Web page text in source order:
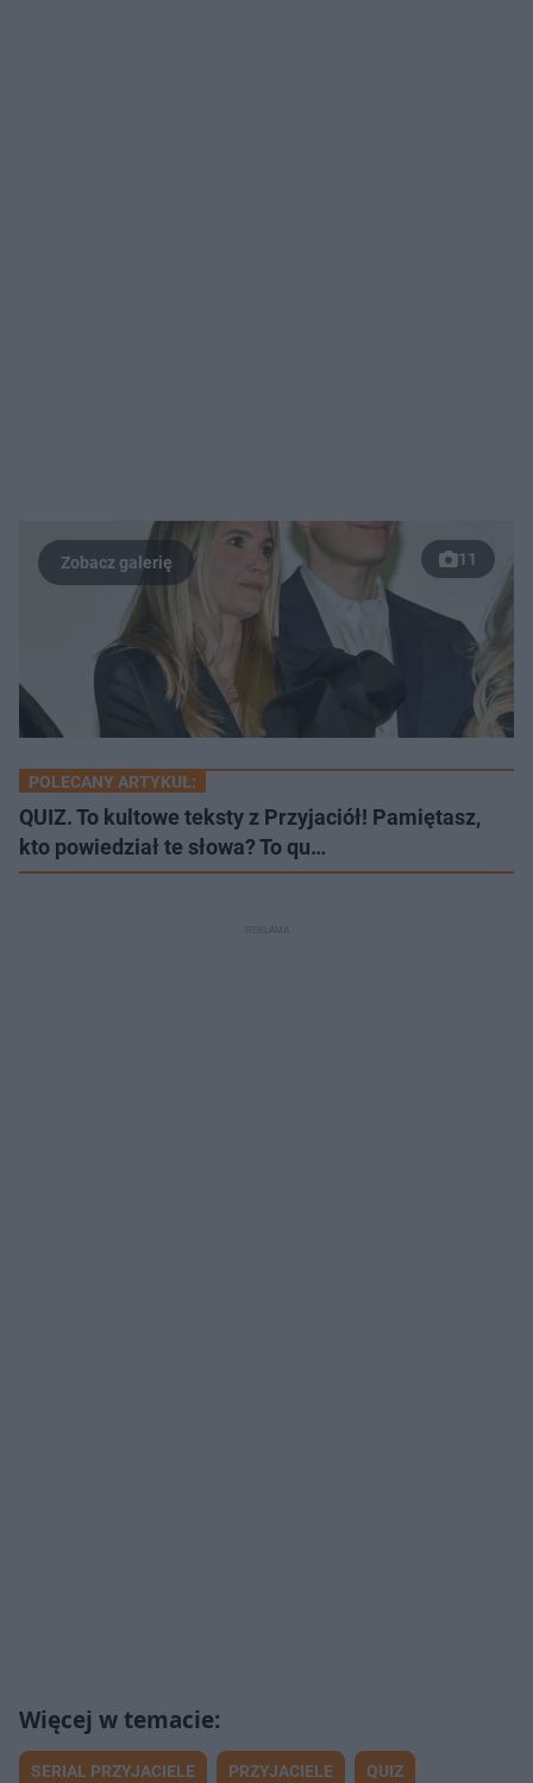
11
POLECANY ARTYKUŁ:
QUIZ. To kultowe teksty z Przyjaciół! Pamiętasz,
kto powiedział te słowa? To qu…
SERIAL PRZYJACIELE PRZYJACIELE QUIZ